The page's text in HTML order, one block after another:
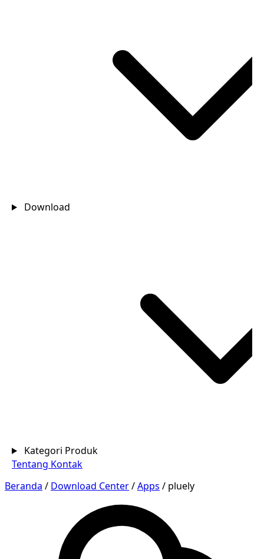
Download
Kategori Produk
Tentang Kontak
Beranda / Download Center/Apps / pluely